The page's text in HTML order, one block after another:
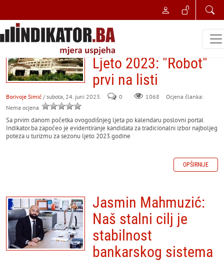
NAJBOLJI POSLOVNI POTEZ
Najbolji potez u
turizmu za sezonu
Ljeto 2023: "Robot"
prvi na listi
Borivoje Simić / subota, 24. juni 2023. 0 1068
Ocjena članka:
Nema ocjena
Sa prvim danom početka ovogodišnjeg ljeta po kalendaru poslovni portal
Indikator.ba započeo je evidentiranje kandidata za tradicionalni izbor najboljeg
poteza u turizmu za sezonu ljeto 2023.godine
OPŠIRNIJE
Jasmin Mahmuzić:
Naš stalni cilj je
stabilnost
bankarskog sistema